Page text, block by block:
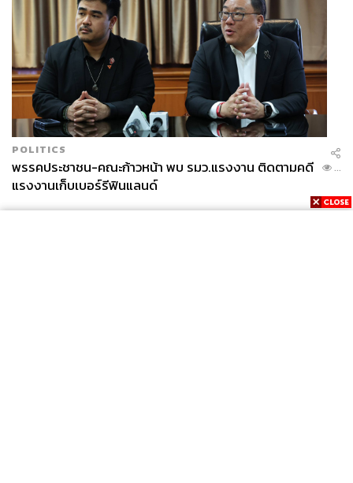
POLITICS
พรรคประชาชน-คณะก้าวหน้า พบ รมว.แรงงาน ติดตามคดี
แรงงานเก็บเบอร์รีฟินแลนด์
...